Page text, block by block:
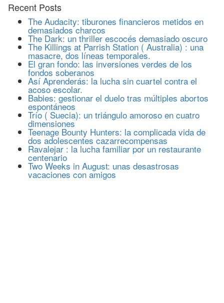
Recent Posts
The Audacity: tiburones financieros metidos en
demasiados charcos
The Dark: un thriller escocés demasiado oscuro
The Killings at Parrish Station ( Australia) : una
masacre, dos líneas temporales.
El gran fondo: las inversiones verdes de los
fondos soberanos
Así Aprenderás: la lucha sin cuartel contra el
acoso escolar.
Babies: gestionar el duelo tras múltiples abortos
espontáneos
Trío ( Suecia): un triángulo amoroso en cuatro
dimensiones
Teenage Bounty Hunters: la complicada vida de
dos adolescentes cazarrecompensas
Ravalejar : la lucha familiar por un restaurante
centenario
Two Weeks in August: unas desastrosas
vacaciones con amigos